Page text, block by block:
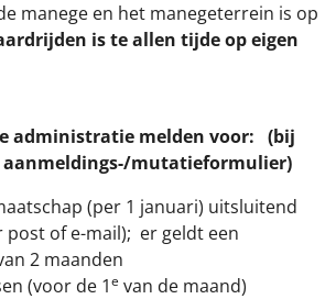
manege en het manegeterrein is op
is te allen tijde op eigen
administratie melden voor: (bij
mutatieformulier)
(per 1 januari) uitsluitend
post of e-mail); er geldt een
2 maanden
(voor de 1e van de maand)